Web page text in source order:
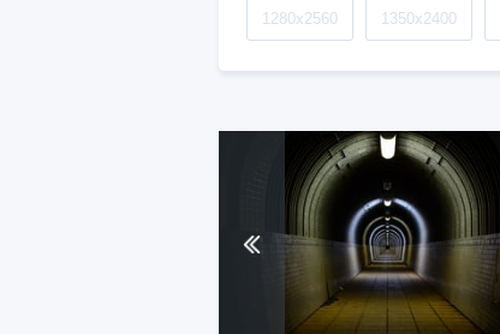
1280x2560 1350x2400